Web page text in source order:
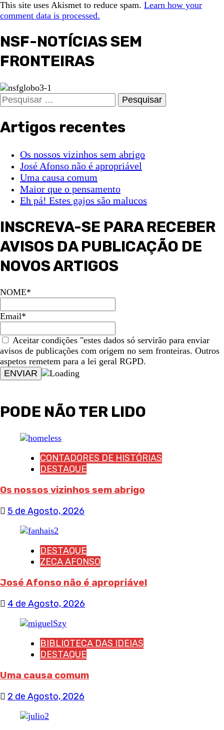
This site uses Akismet to reduce spam. Learn how your
comment data is processed.
NSF-NOTÍCIAS SEM
FRONTEIRAS
Pesquisar
por:
Artigos recentes
Os nossos vizinhos sem abrigo
José Afonso não é apropriável
Uma causa comum
Maior que o pensamento
Eh pá! Estes gajos são malucos
INSCREVA-SE PARA RECEBER
AVISOS DA PUBLICAÇÃO DE
NOVOS ARTIGOS
NOME*
Email*
Aceitar condições "estes dados só servirão para enviar
avisos de publicações com origem no sem fronteiras. Outros
aspetos remetem para a lei geral RGPD.
PODE NÃO TER LIDO
CONTADORES DE HISTÓRIAS
DESTAQUE
Os nossos vizinhos sem abrigo
5 de Agosto, 2026
DESTAQUE
ZECA AFONSO
José Afonso não é apropriável
4 de Agosto, 2026
BIBLIOTECA DAS IDEIAS
DESTAQUE
Uma causa comum
2 de Agosto, 2026